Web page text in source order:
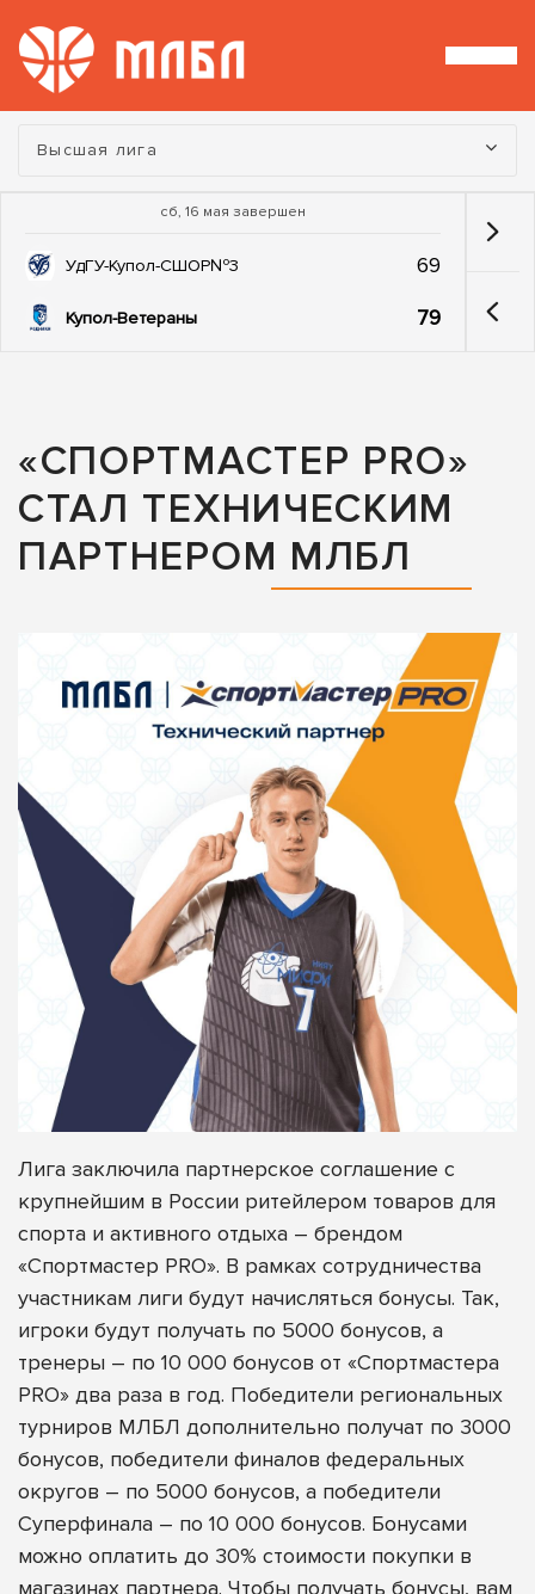
Турнир:
Высшая лига
сб, 16 мая завершен
УдГУ-Купол-СШОР№3 69
Купол-Ветераны 79
«СПОРТМАСТЕР PRO»
СТАЛ ТЕХНИЧЕСКИМ
ПАРТНЕРОМ МЛБЛ
Лига заключила партнерское соглашение с
крупнейшим в России ритейлером товаров для
спорта и активного отдыха – брендом
«Спортмастер PRO». В рамках сотрудничества
участникам лиги будут начисляться бонусы. Так,
игроки будут получать по 5000 бонусов, а
тренеры – по 10 000 бонусов от «Спортмастера
PRO» два раза в год. Победители региональных
турниров МЛБЛ дополнительно получат по 3000
бонусов, победители финалов федеральных
округов – по 5000 бонусов, а победители
Суперфинала – по 10 000 бонусов. Бонусами
можно оплатить до 30% стоимости покупки в
магазинах партнера. Чтобы получать бонусы, вам